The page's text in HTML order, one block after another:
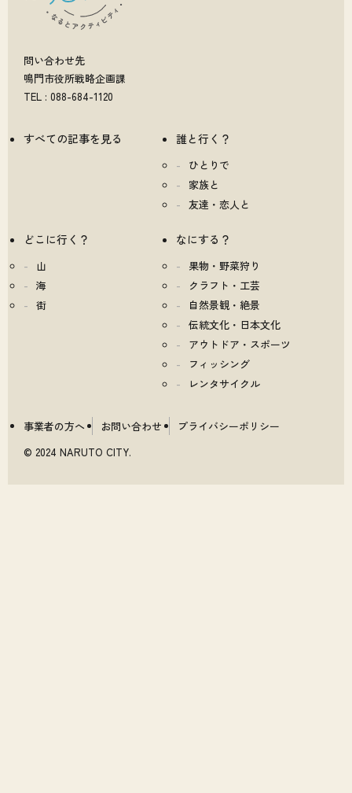
問い合わせ先
鳴門市役所戦略企画課
TEL : 088-684-1120
すべての記事を見る 誰と行く？
ひとりで
家族と
友達・恋人と
どこに行く？
山
海
街
なにする？
果物・野菜狩り
クラフト・工芸
自然景観・絶景
伝統文化・日本文化
アウトドア・スポーツ
フィッシング
レンタサイクル
事業者の方へ お問い合わせ
プライバシーポリシー
© 2024 NARUTO CITY.